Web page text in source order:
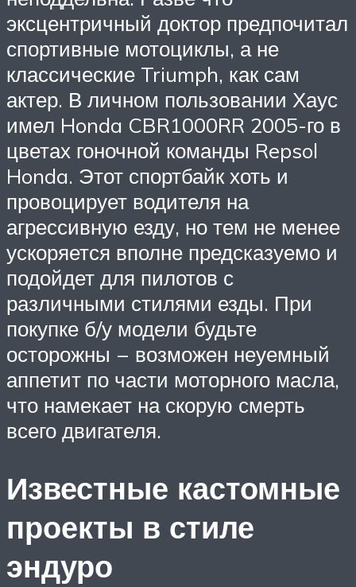
эксцентричный доктор предпочитал
спортивные мотоциклы, а не
классические Triumph, как сам
актер. В личном пользовании Хаус
имел Honda CBR1000RR 2005-го в
цветах гоночной команды Repsol
Honda. Этот спортбайк хоть и
провоцирует водителя на
агрессивную езду, но тем не менее
ускоряется вполне предсказуемо и
подойдет для пилотов с
различными стилями езды. При
покупке б/у модели будьте
осторожны – возможен неуемный
аппетит по части моторного масла,
что намекает на скорую смерть
всего двигателя.
Известные кастомные
проекты в стиле
эндуро